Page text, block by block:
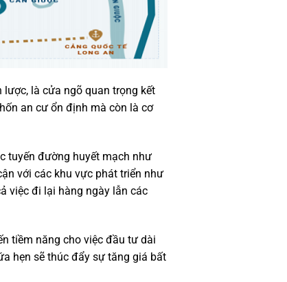
lược, là cửa ngõ quan trọng kết
an cư ổn định mà còn là cơ
tuyến đường huyết mạch như
với các khu vực phát triển như
việc đi lại hàng ngày lẫn các
tiềm năng cho việc đầu tư dài
hẹn sẽ thúc đẩy sự tăng giá bất